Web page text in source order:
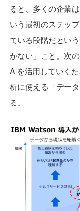
ると、多くの企業
いう最初のステッ
ている段階だとい
がない」こと。次
AIを活用していく
析に使える「デー
る。